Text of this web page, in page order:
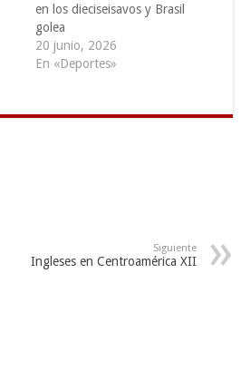
en los dieciseisavos y Brasil
golea
20 junio, 2026
En «Deportes»
Siguiente
Ingleses en Centroamérica XII